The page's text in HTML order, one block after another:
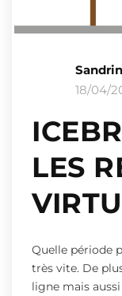
18/04/
LES
Quelle période
très vite. De
ligne mais